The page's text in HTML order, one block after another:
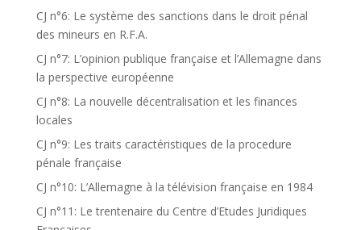
CJ n°6: Le système des sanctions dans le droit pénal
des mineurs en R.F.A.
CJ n°7: L’opinion publique française et l’Allemagne dans
la perspective européenne
CJ n°8: La nouvelle décentralisation et les finances
locales
CJ n°9: Les traits caractéristiques de la procedure
pénale française
CJ n°10: L’Allemagne à la télévision française en 1984
CJ n°11: Le trentenaire du Centre d’Etudes Juridiques